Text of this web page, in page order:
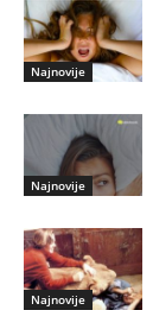
Najnovije
Najnovije
Najnovije